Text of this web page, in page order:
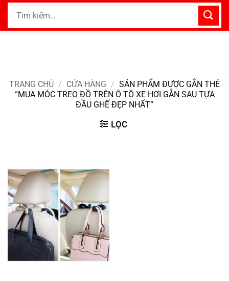
Bỏ
nội
Tìm
TRANG CHỦ / CỬA HÀNG / SẢN PHẨM ĐƯỢC GẮN THẺ
“MUA MÓC TREO ĐỒ TRÊN Ô TÔ XE HƠI GẮN SAU TỰA
ĐẦU GHẾ ĐẸP NHẤT”
LỌC